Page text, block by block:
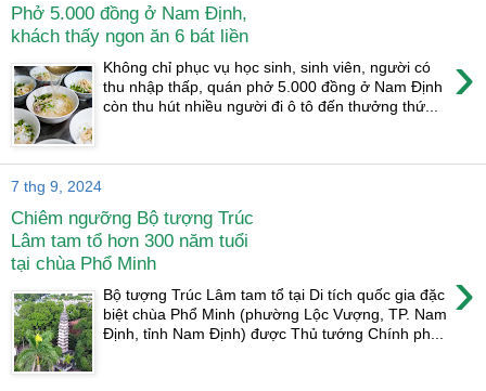
Phở 5.000 đồng ở Nam Định,
khách thấy ngon ăn 6 bát liền
›
Không chỉ phục vụ học sinh, sinh viên, người có
thu nhập thấp, quán phở 5.000 đồng ở Nam Định
còn thu hút nhiều người đi ô tô đến thưởng thứ...
7 thg 9, 2024
Chiêm ngưỡng Bộ tượng Trúc
Lâm tam tổ hơn 300 năm tuổi
tại chùa Phổ Minh
›
Bộ tượng Trúc Lâm tam tổ tại Di tích quốc gia đặc
biệt chùa Phổ Minh (phường Lộc Vượng, TP. Nam
Định, tỉnh Nam Định) được Thủ tướng Chính ph...